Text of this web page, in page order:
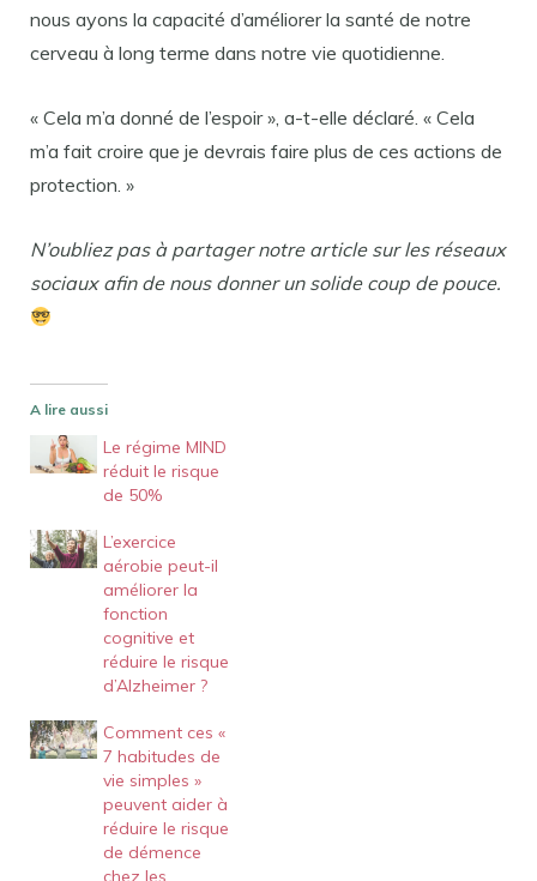
nous ayons la capacité d’améliorer la santé de notre
cerveau à long terme dans notre vie quotidienne.
« Cela m’a donné de l’espoir », a-t-elle déclaré. « Cela
m’a fait croire que je devrais faire plus de ces actions de
protection. »
N’oubliez pas à partager notre article sur les réseaux
sociaux afin de nous donner un solide coup de pouce.
A lire aussi
Le régime MIND
réduit le risque
de 50%
L’exercice
aérobie peut-il
améliorer la
fonction
cognitive et
réduire le risque
d’Alzheimer ?
Comment ces «
7 habitudes de
vie simples »
peuvent aider à
réduire le risque
de démence
chez les